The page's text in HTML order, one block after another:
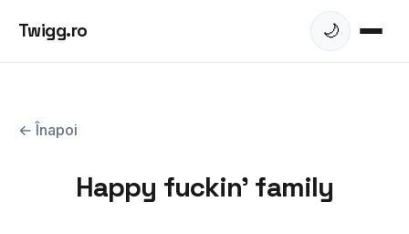
Twigg.ro 🌙
← Înapoi
Happy fuckin' family